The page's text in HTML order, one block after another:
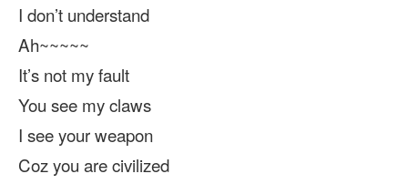
I don’t understand
Ah~~~~~
It’s not my fault
You see my claws
I see your weapon
Coz you are civilized